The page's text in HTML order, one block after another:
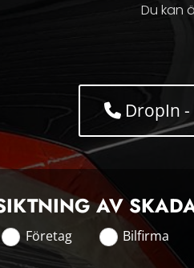
Du kan
DropIn -
AV
Företag Bilfirma